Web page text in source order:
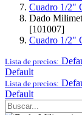
Cuadro 1/2"
Dado
[101007]
Cuadro 1/2"
Lista de precios:
Default
Lista de precios:
Default